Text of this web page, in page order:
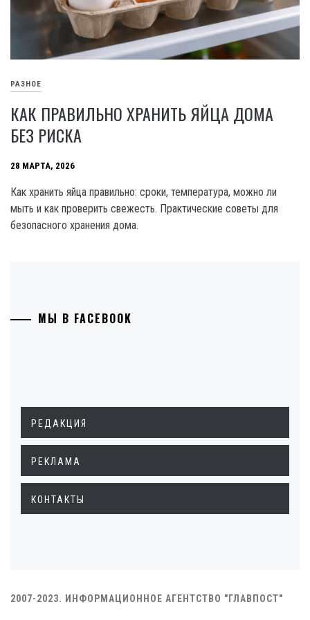
РАЗНОЕ
КАК ПРАВИЛЬНО ХРАНИТЬ ЯЙЦА ДОМА
БЕЗ РИСКА
28 МАРТА, 2026
Как хранить яйца правильно: сроки, температура, можно ли
мыть и как проверить свежесть. Практические советы для
безопасного хранения дома.
МЫ В FACEBOOK
РЕДАКЦИЯ
РЕКЛАМА
КОНТАКТЫ
2007-2023. ИНФОРМАЦИОННОЕ АГЕНТСТВО "ГЛАВПОСТ"